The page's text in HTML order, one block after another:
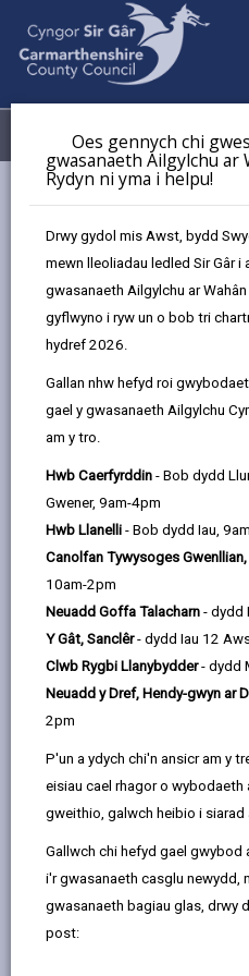
Oes gennych chi
gwasanaeth Ailgylchu ar
Rydyn ni yma i helpu!
Drwy gydol mis Awst, bydd
mewn lleoliadau ledled Sir Gâr
gwasanaeth Ailgylchu ar
gyflwyno i ryw un o bob tri
hydref 2026.
Gallan nhw hefyd roi
gael y gwasanaeth Ailgylchu
am y tro.
Hwb Caerfyrddin - Bob dydd
Gwener, 9am-4pm
Hwb Llanelli - Bob dydd Iau,
Canolfan Tywysoges
10am-2pm
Neuadd Goffa Talacharn - dydd
Y Gât, Sanclêr- dydd Iau 12
Clwb Rygbi Llanybydder- dydd
Neuadd y Dref, Hendy-gwyn ar
2pm
P'un a ydych chi'n ansicr am y
eisiau cael rhagor o wybodaeth
gweithio, galwch heibio i siarad
Gallwch chi hefyd gael gwybod
i'r gwasanaeth casglu newydd,
gwasanaeth bagiau glas, drwy
post:
Dewislen
Cynllun person cymwys
Cynllun person
Diweddarwyd y dudalen ar: 05/
by
Cyflwynwyd cynlluniau
Llywodraeth i ganiatáu i
ardystio bod eu gwaith yn
Adeiladu fel dewis arall yn
hysbysiad adeiladu neu
cymeradwy.
Mae egwyddorion hunan-
gallu i bobl sy’n gymwys
bod eu gwaith yn
heb fod angen cyflwyno
denu archwiliadau neu
Y gobaith yw y bydd
gwella cydymffurfiaeth â
Adeiladu yn sylweddol, yn
sy’n ymuno â chynlluniau
hyfforddiant a
hefyd helpu i fynd i’r afael â